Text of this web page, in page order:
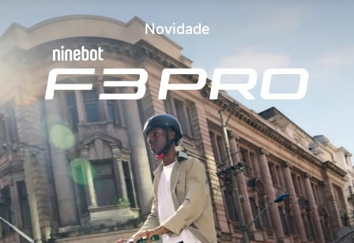
Novidade